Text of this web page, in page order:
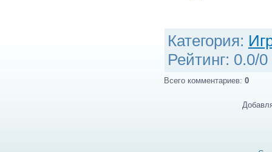
Категория:
Рейтинг: 0.0/0
Всего комментариев: 0